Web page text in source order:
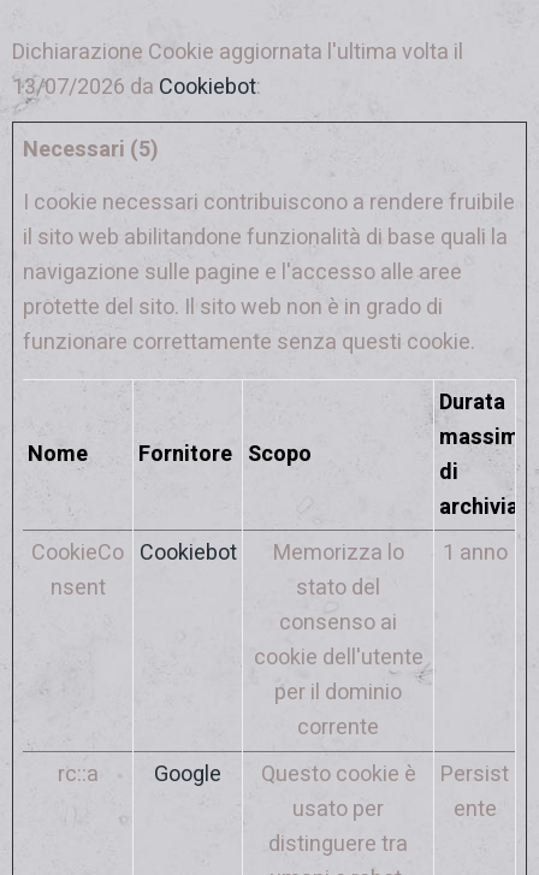
Dichiarazione Cookie aggiornata l'ultima volta il
13/07/2026 da Cookiebot:
Necessari (5)
I cookie necessari contribuiscono a rendere fruibile
il sito web abilitandone funzionalità di base quali la
navigazione sulle pagine e l'accesso alle aree
protette del sito. Il sito web non è in grado di
funzionare correttamente senza questi cookie.
Nome Fornitore Scopo
Durata
massima
di
CookieCo
nsent
Cookiebot
Memorizza lo
stato del
consenso ai
cookie dell'utente
per il dominio
corrente
1 anno
rc::a Google
Questo cookie è
usato per
distinguere tra
Persist
ente